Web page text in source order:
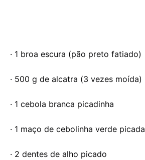
· 1 broa escura (pão preto fatiado)
· 500 g de alcatra (3 vezes moída)
· 1 cebola branca picadinha
· 1 maço de cebolinha verde picada
· 2 dentes de alho picado